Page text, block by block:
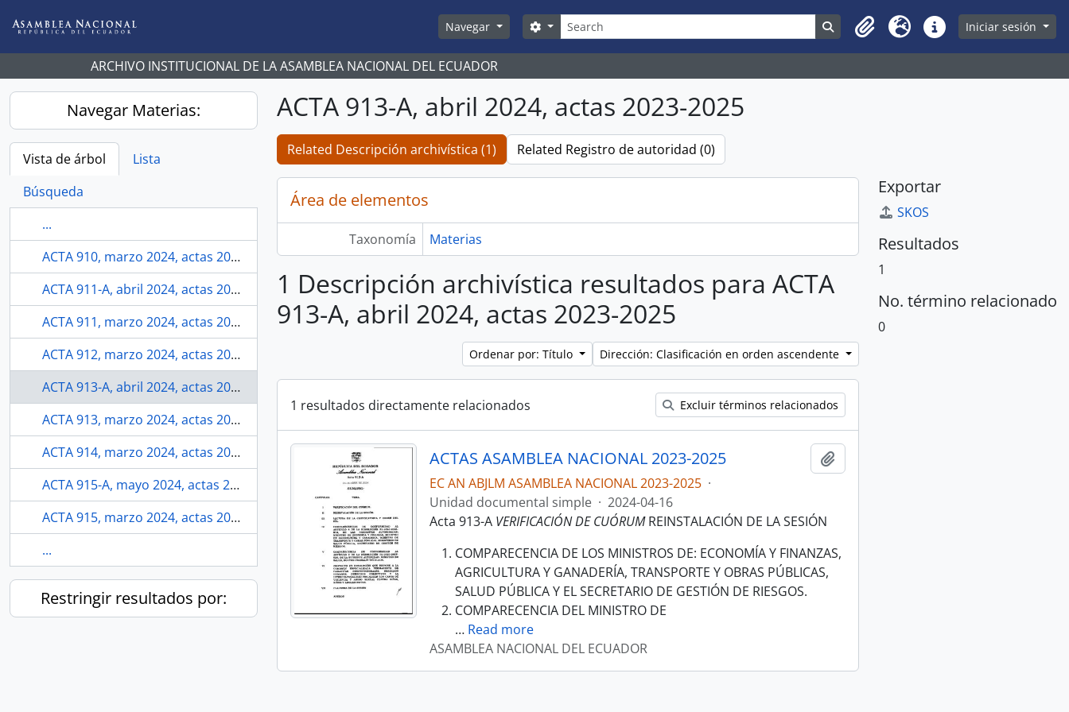
Navegar
Búsqueda
Search options Search in browse page
Clipboard
Idioma Enlaces rápidos
Iniciar sesión
ARCHIVO INSTITUCIONAL DE LA ASAMBLEA NACIONAL DEL ECUADOR
Navegar Materias:
Vista de árbol
Lista
Búsqueda
...
ACTA 910, marzo 2024, actas 2023-2025
ACTA 911-A, abril 2024, actas 2023-2025
ACTA 911, marzo 2024, actas 2023-2025
ACTA 912, marzo 2024, actas 2023-2025
ACTA 913-A, abril 2024, actas 2023-2025
ACTA 913, marzo 2024, actas 2023-2025
ACTA 914, marzo 2024, actas 2023-2025
ACTA 915-A, mayo 2024, actas 2023-2025
ACTA 915, marzo 2024, actas 2023-2025
...
Restringir resultados por:
ACTA 913-A, abril 2024, actas 2023-2025
Related Descripción archivística (1) Related Registro de autoridad (0)
Área de elementos
Taxonomía Materias
1 Descripción archivística resultados para ACTA
913-A, abril 2024, actas 2023-2025
Ordenar por: Título Dirección: Clasificación en orden ascendente
1 resultados directamente relacionados Excluir términos relacionados
ACTAS ASAMBLEA NACIONAL 2023-2025
EC AN ABJLM ASAMBLEA NACIONAL 2023-2025 ·
Unidad documental simple · 2024-04-16
Acta 913-A VERIFICACIÓN DE CUÓRUMREINSTALACIÓN DE LA SESIÓN
COMPARECENCIA DE LOS MINISTROS DE: ECONOMÍA Y FINANZAS,
AGRICULTURA Y GANADERÍA, TRANSPORTE Y OBRAS PÚBLICAS,
SALUD PÚBLICA Y EL SECRETARIO DE GESTIÓN DE RIESGOS.
COMPARECENCIA DEL MINISTRO DE
… Read more
ASAMBLEA NACIONAL DEL ECUADOR
Exportar
SKOS
Resultados
1
No. término relacionado
0